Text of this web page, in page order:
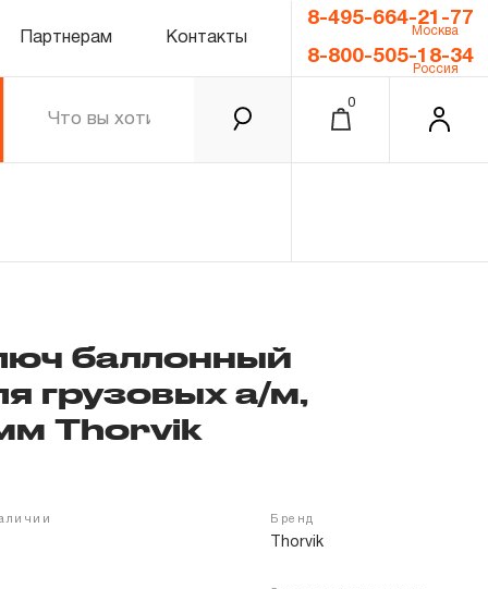
Партнерам Контакты
8-495-664-21-77
Москва
8-800-505-18-34
Россия
0
баллонный
грузовых а/м,
Thorvik
Бренд
Thorvik